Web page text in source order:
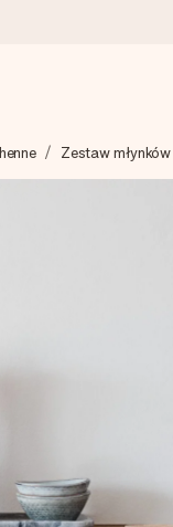
go w mgnieniu
we
krokach – z jej
która naprawdę
ogrom miłości na
Zestaw